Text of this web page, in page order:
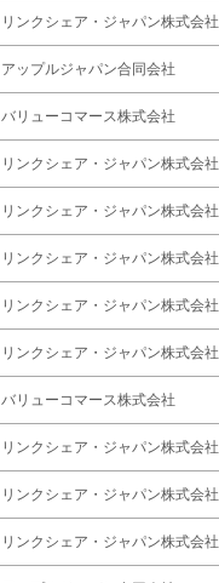
リンクシェア・ジャパン株式会社
アップルジャパン合同会社
バリューコマース株式会社
リンクシェア・ジャパン株式会社
リンクシェア・ジャパン株式会社
リンクシェア・ジャパン株式会社
リンクシェア・ジャパン株式会社
リンクシェア・ジャパン株式会社
バリューコマース株式会社
リンクシェア・ジャパン株式会社
リンクシェア・ジャパン株式会社
リンクシェア・ジャパン株式会社